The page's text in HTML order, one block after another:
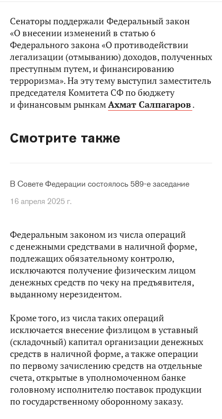
Сенаторы поддержали Федеральный закон
«О внесении изменений в статью 6
Федерального закона «О противодействии
легализации (отмыванию) доходов, полученных
преступным путем, и финансированию
терроризма». На эту тему выступил заместитель
председателя Комитета СФ по бюджету
и финансовым рынкамАхмат Салпагаров.
Смотрите также
В Совете Федерации состоялось 589-е заседание
16 апреля 2025 г.
Федеральным законом из числа операций
с денежными средствами в наличной форме,
подлежащих обязательному контролю,
исключаются получение физическим лицом
денежных средств по чеку на предъявителя,
выданному нерезидентом.
Кроме того, из числа таких операций
исключается внесение физлицом в уставный
(складочный) капитал организации денежных
средств в наличной форме, а также операции
по первому зачислению средств на отдельные
счета, открытые в уполномоченном банке
головному исполнителю поставок продукции
по государственному оборонному заказу.